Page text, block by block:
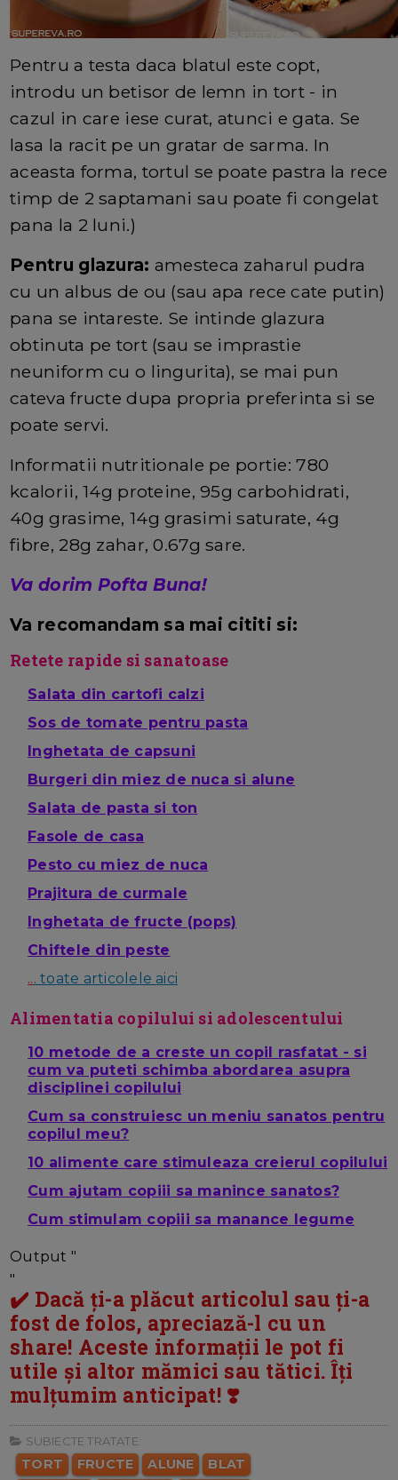
Pentru a testa daca blatul este copt,
introdu un betisor de lemn in tort - in
cazul in care iese curat, atunci e gata. Se
lasa la racit pe un gratar de sarma. In
aceasta forma, tortul se poate pastra la rece
timp de 2 saptamani sau poate fi congelat
pana la 2 luni.)
Pentru glazura: amesteca zaharul pudra
cu un albus de ou (sau apa rece cate putin)
pana se intareste. Se intinde glazura
obtinuta pe tort (sau se imprastie
neuniform cu o lingurita), se mai pun
cateva fructe dupa propria preferinta si se
poate servi.
Informatii nutritionale pe portie: 780
kcalorii, 14g proteine, 95g carbohidrati,
40g grasime, 14g grasimi saturate, 4g
fibre, 28g zahar, 0.67g sare.
Va dorim Pofta Buna!
Va recomandam sa mai cititi si:
Retete rapide si sanatoase
Salata din cartofi calzi
Sos de tomate pentru pasta
Inghetata de capsuni
Burgeri din miez de nuca si alune
Salata de pasta si ton
Fasole de casa
Pesto cu miez de nuca
Prajitura de curmale
Inghetata de fructe (pops)
Chiftele din peste
... toate articolele aici
Alimentatia copilului si adolescentului
10 metode de a creste un copil rasfatat - si
cum va puteti schimba abordarea asupra
disciplinei copilului
Cum sa construiesc un meniu sanatos pentru
copilul meu?
10 alimente care stimuleaza creierul copilului
Cum ajutam copiii sa manince sanatos?
Cum stimulam copiii sa manance legume
Output "
"
✔️ Dacă ți-a plăcut articolul sau ți-a
fost de folos, apreciază-l cu un
share! Aceste informații le pot fi
utile și altor mămici sau tătici. Îți
mulțumim anticipat! ❣️
SUBIECTE TRATATE:
TORT FRUCTE ALUNE
BLAT